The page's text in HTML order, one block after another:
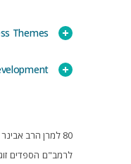
Themes
80 למרן הרב אבינר
לרמב"ם הספדים